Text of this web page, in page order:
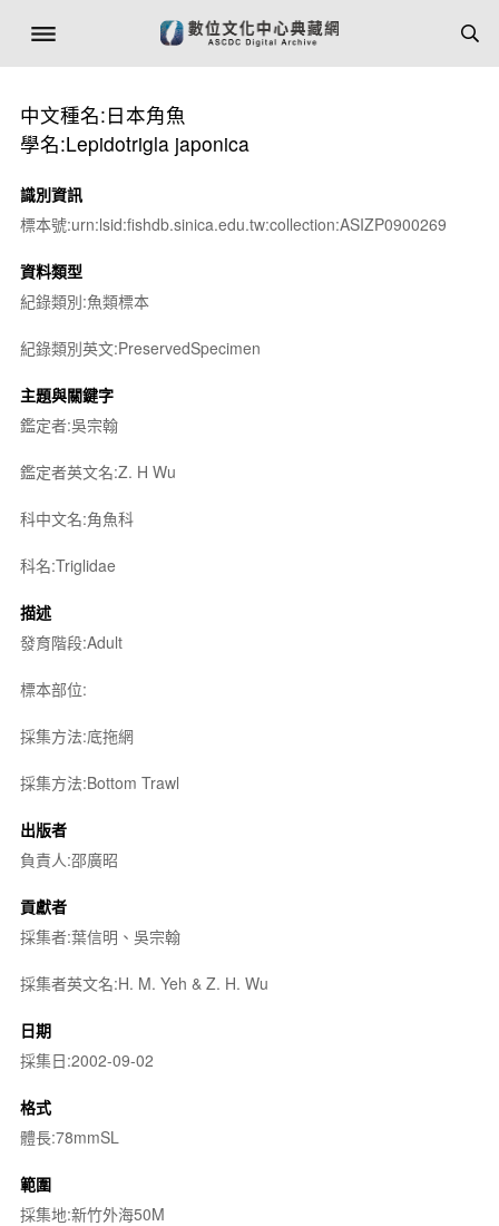
中文種名:日本角魚
學名:Lepidotrigla japonica
識別資訊
標本號:urn:lsid:fishdb.sinica.edu.tw:collection:ASIZP0900269
資料類型
紀錄類別:魚類標本
紀錄類別英文:PreservedSpecimen
主題與關鍵字
鑑定者:吳宗翰
鑑定者英文名:Z. H Wu
科中文名:角魚科
科名:Triglidae
描述
發育階段:Adult
標本部位:
採集方法:底拖網
採集方法:Bottom Trawl
出版者
負責人:邵廣昭
貢獻者
採集者:葉信明、吳宗翰
採集者英文名:H. M. Yeh & Z. H. Wu
日期
採集日:2002-09-02
格式
體長:78mmSL
範圍
採集地:新竹外海50M